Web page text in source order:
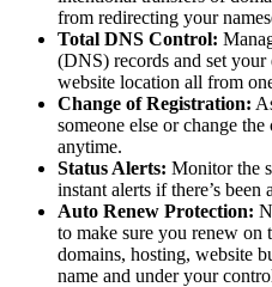
from redirecting your
Total DNS Control:
(DNS) records and set your
website location all from
Change of Registration:
someone else or change
anytime.
Status Alerts: Monitor the
instant alerts if there’s been
Auto Renew Protection:
to make sure you renew
domains, hosting, website
name and under your